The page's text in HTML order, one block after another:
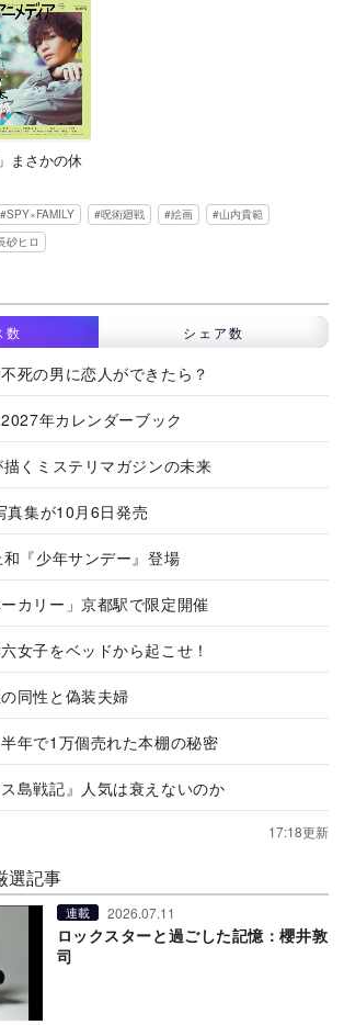
まさかの休
SPY×FAMILY 呪術廻戦 絵画
山内貴範
砂ヒロ
数 シェア数
不死の男に恋人ができたら？
年カレンダーブック
くミステリマガジンの未来
真集が10月6日発売
『少年サンデー』登場
ーカリー」京都駅で限定開催
女子をベッドから起こせ！
の同性と偽装夫婦
年で1万個売れた本棚の秘密
島戦記』人気は衰えないのか
17:18更新
選記事
連載 2026.07.11
ロックスターと過ごした記憶：櫻井敦
司